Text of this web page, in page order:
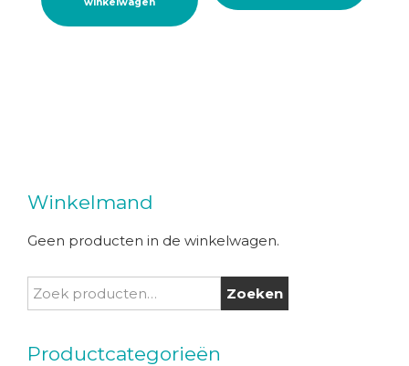
winkelwagen
Winkelmand
Geen producten in de winkelwagen.
Zoeken
naar:
Zoeken
Productcategorieën